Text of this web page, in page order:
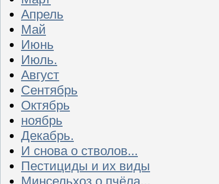
Апрель
Май
Июнь
Июль.
Август
Сентябрь
Октябрь
ноябрь
Декабрь.
И снова о стволов...
Пестициды и их виды
Минсельхоз о пчёла...